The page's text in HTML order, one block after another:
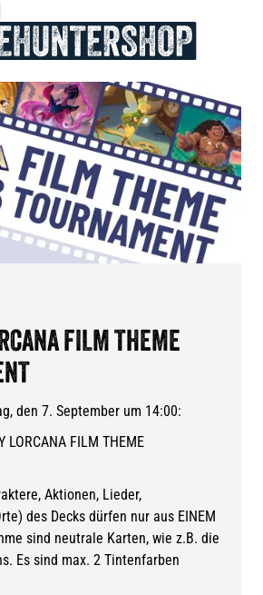
FILM THEME
den 7. September um 14:00:
LORCANA FILM THEME
Aktionen, Lieder,
des Decks dürfen nur aus EINEM
sind neutrale Karten, wie z.B. die
Es sind max. 2 Tintenfarben